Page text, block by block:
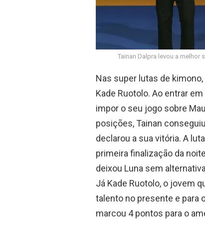
Tainan Dalpra levou a melhor
Nas super lutas de
Kade Ruotolo. Ao entrar
impor o seu jogo sobre
posições, Tainan
declarou a sua vitória. A
primeira finalização da
deixou Luna sem
Já Kade Ruotolo, o jovem
talento no presente e para
marcou 4 pontos para o